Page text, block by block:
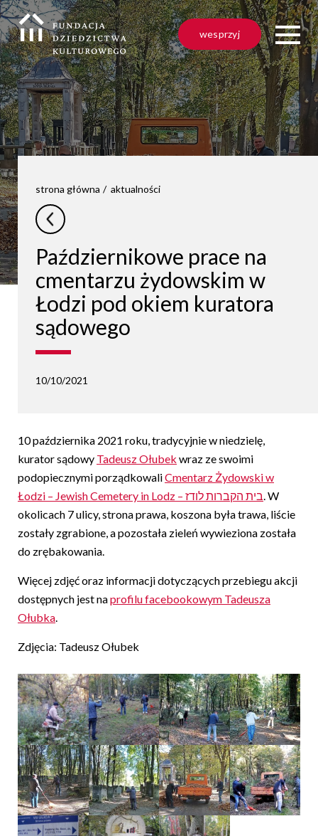
wesprzyj
strona główna aktualności
Październikowe prace na
cmentarzu żydowskim w
Łodzi pod okiem kuratora
sądowego
10/10/2021
10 października 2021 roku, tradycyjnie w niedzielę,
kurator sądowy Tadeusz Ołubek wraz ze swoimi
podopiecznymi porządkowaliCmentarz Żydowski w
Łodzi – Jewish Cemetery in Lodz – בית הקברות לודז. W
okolicach 7 ulicy, strona prawa, koszona była trawa, liście
zostały zgrabione, a pozostała zieleń wywieziona została
do zrębakowania.
Więcej zdjęć oraz informacji dotyczących przebiegu akcji
dostępnych jest naprofilu facebookowym Tadeusza
Ołubka.
Zdjęcia: Tadeusz Ołubek